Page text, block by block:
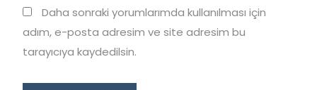
Daha sonraki yorumlarımda kullanılması için
adım, e-posta adresim ve site adresim bu
tarayıcıya kaydedilsin.